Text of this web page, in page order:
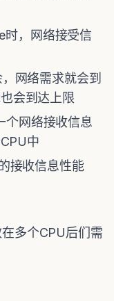
时，网络接受信
网络需求就会到
会到达上限
个网络接收信息
中
接收信息性能
多个CPU后们需